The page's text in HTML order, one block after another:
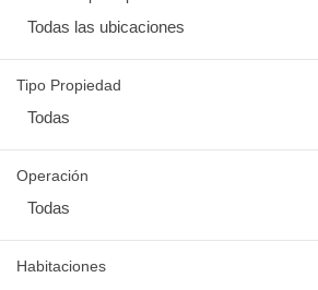
Todas las ubicaciones
Tipo Propiedad
Todas
Operación
Todas
Habitaciones